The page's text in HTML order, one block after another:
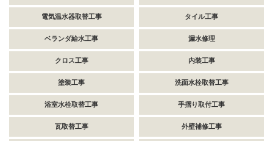
電気温水器取替工事 タイル工事
ベランダ給水工事 漏水修理
クロス工事 内装工事
塗装工事 洗面水栓取替工事
浴室水栓取替工事 手摺り取付工事
瓦取替工事 外壁補修工事